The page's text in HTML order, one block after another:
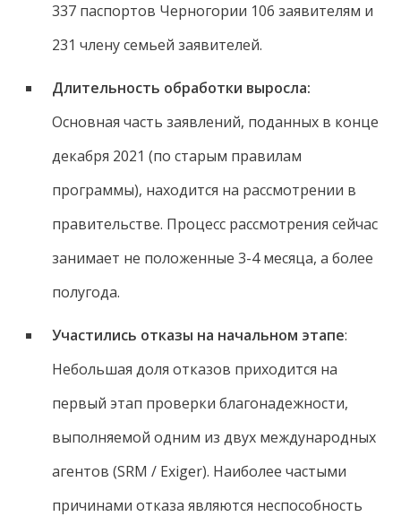
337 паспортов Черногории 106 заявителям и
231 члену семьей заявителей.
Длительность обработки выросла:
Основная часть заявлений, поданных в конце
декабря 2021 (по старым правилам
программы), находится на рассмотрении в
правительстве. Процесс рассмотрения сейчас
занимает не положенные 3-4 месяца, а более
полугода.
Участились отказы на начальном этапе:
Небольшая доля отказов приходится на
первый этап проверки благонадежности,
выполняемой одним из двух международных
агентов (SRM / Exiger). Наиболее частыми
причинами отказа являются неспособность